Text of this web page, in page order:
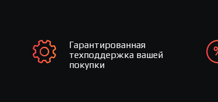
Гарантированная
техподдержка вашей
покупки